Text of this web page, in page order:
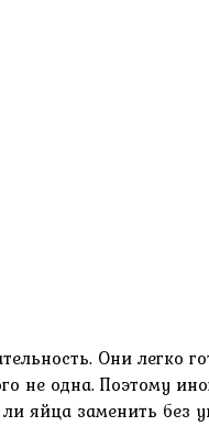
Они легко
не одна. Поэтому
яйца заменить без